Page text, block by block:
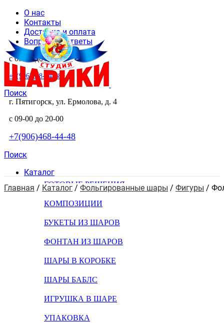
О нас
Контакты
Доставка и оплата
Вопросы и ответы
с 09-00 до 20-00
+7(906)468-44-48
Поиск
г. Пятигорск, ул. Ермолова, д. 4
с 09-00 до 20-00
+7(906)468-44-48
Поиск
Каталог
ГОТОВЫЕ РЕШЕНИЯ
КОМПОЗИЦИИ
БУКЕТЫ ИЗ ШАРОВ
ФОНТАН ИЗ ШАРОВ
ШАРЫ В КОРОБКЕ
ШАРЫ БАБЛС
ИГРУШКА В ШАРЕ
УПАКОВКА
Главная / Каталог / Фольгированные шары / Фигуры /